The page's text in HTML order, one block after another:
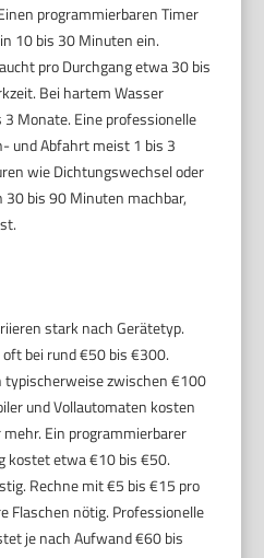
programmierbaren Timer
10 bis 30 Minuten ein.
pro Durchgang etwa 30 bis
Bei hartem Wasser
Monate. Eine professionelle
und Abfahrt meist 1 bis 3
wie Dichtungswechsel oder
bis 90 Minuten machbar,
stark nach Gerätetyp.
bei rund €50 bis €300.
typischerweise zwischen €100
und Vollautomaten kosten
Ein programmierbarer
kostet etwa €10 bis €50.
Rechne mit €5 bis €15 pro
Flaschen nötig. Professionelle
je nach Aufwand €60 bis